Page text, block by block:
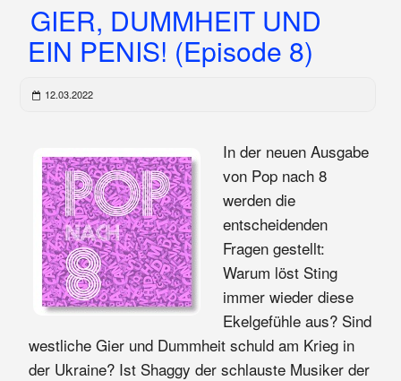
GIER, DUMMHEIT UND
EIN PENIS! (Episode 8)
12.03.2022
In der neuen Ausgabe
von Pop nach 8
werden die
entscheidenden
Fragen gestellt:
Warum löst Sting
immer wieder diese
Ekelgefühle aus? Sind
westliche Gier und Dummheit schuld am Krieg in
der Ukraine? Ist Shaggy der schlauste Musiker der